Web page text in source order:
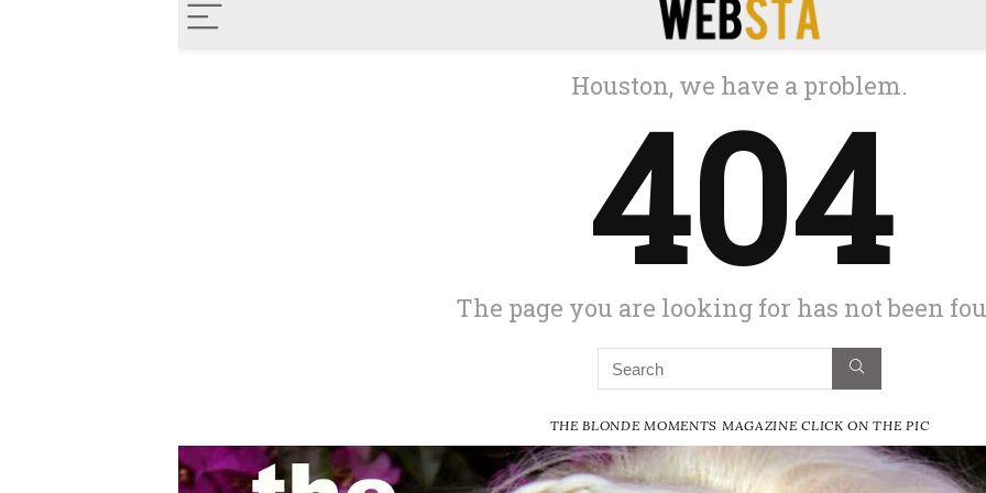
THE BLONDE MOMENTS MAGAZINE CLICK ON THE PIC